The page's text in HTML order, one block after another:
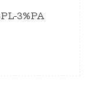
3%PA